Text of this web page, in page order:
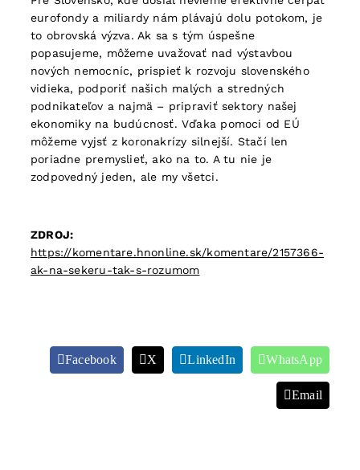
eurofondy a miliardy nám plávajú dolu potokom, je
to obrovská výzva. Ak sa s tým úspešne
popasujeme, môžeme uvažovať nad výstavbou
nových nemocníc, prispieť k rozvoju slovenského
vidieka, podporiť našich malých a stredných
podnikateľov a najmä – pripraviť sektory našej
ekonomiky na budúcnosť. Vďaka pomoci od EÚ
môžeme vyjsť z koronakrízy silnejší. Stačí len
poriadne premyslieť, ako na to. A tu nie je
zodpovedný jeden, ale my všetci.
ZDROJ:
https://komentare.hnonline.sk/komentare/2157366-
ak-na-sekeru-tak-s-rozumom
Facebook X LinkedIn WhatsApp
Email